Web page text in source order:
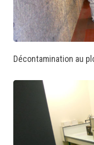
Décontamination au